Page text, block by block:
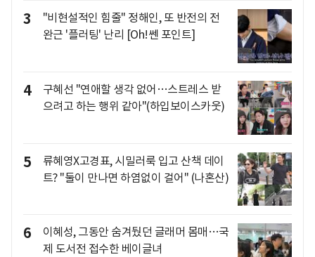
3
"비현설적인 힘줄" 정해인, 또 반전의 전
완근 '플러팅' 난리 [Oh!쎈 포인트]
4
구혜선 "연애할 생각 없어…스트레스 받
으려고 하는 행위 같아"(하입보이스카웃)
5
류혜영X고경표, 시밀러룩 입고 산책 데이
트? "둘이 만나면 하염없이 걸어" (나혼산)
6
이혜성, 그동안 숨겨뒀던 글래머 몸매…국
제 도서전 접수한 베이글녀